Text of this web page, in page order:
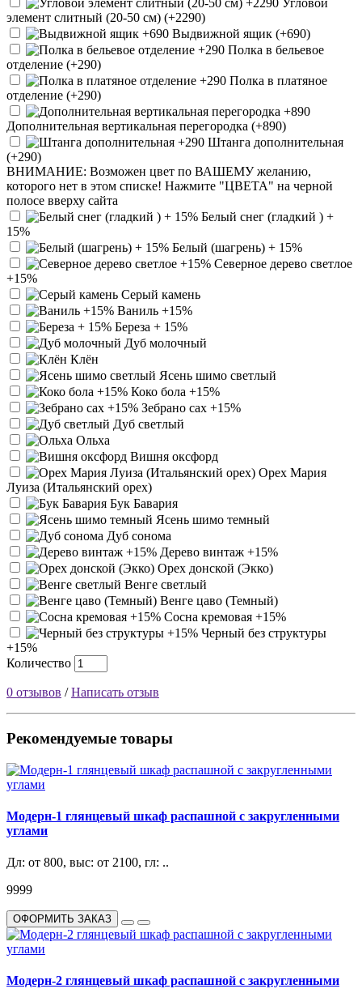
Угловой
элемент слитный (20-50 см) (+2290)
Выдвижной ящик (+690)
Полка в бельевое
отделение (+290)
Полка в платяное
отделение (+290)
Дополнительная вертикальная перегородка (+890)
Штанга дополнительная
(+290)
ВНИМАНИЕ: Возможен цвет по ВАШЕМУ желанию,
которого нет в этом списке! Нажмите "ЦВЕТА" на черной
полосе вверху сайта
Белый снег (гладкий ) +
15%
Белый (шагрень) + 15%
Северное дерево светлое
+15%
Серый камень
Ваниль +15%
Береза + 15%
Дуб молочный
Клён
Ясень шимо светлый
Коко бола +15%
Зебрано сах +15%
Дуб светлый
Ольха
Вишня оксфорд
Орех Мария
Луиза (Итальянский орех)
Бук Бавария
Ясень шимо темный
Дуб сонома
Дерево винтаж +15%
Орех донской (Экко)
Венге светлый
Венге цаво (Темный)
Сосна кремовая +15%
Черный без структуры
+15%
Количество
0 отзывов /Написать отзыв
Рекомендуемые товары
Модерн-1 глянцевый шкаф распашной с закругленными
углами
Дл: от 800, выс: от 2100, гл: ..
9999
ОФОРМИТЬ ЗАКАЗ
Модерн-2 глянцевый шкаф распашной с закругленными